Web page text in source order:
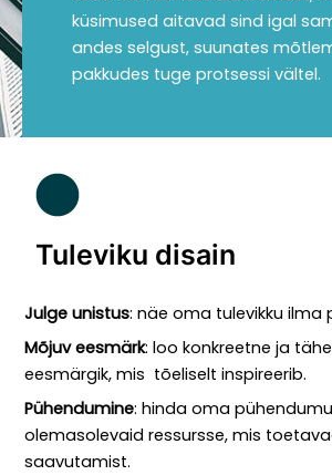
küsimused aitavad sind igal
andes selgust, suunates
pakkudes tuge protsessi vältel.
Tuleviku disain
Julge unistus: näe oma tulevikku ilma
Mõjuv eesmärk: loo konkreetne ja
eesmärgik, mis tõeliselt inspireerib.
Pühendumine: hinda oma
olemasolevaid ressursse, mis
saavutamist.